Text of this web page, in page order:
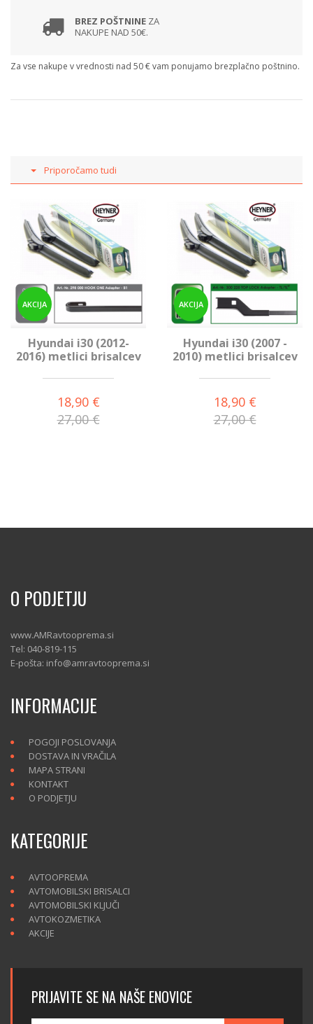
BREZ POŠTNINE ZA
NAKUPE NAD 50€.
Za vse nakupe v vrednosti nad 50 € vam ponujamo brezplačno poštnino.
Priporočamo tudi
AKCIJA
Hyundai i30 (2012-
2016) metlici brisalcev
18,90 €
27,00 €
AKCIJA
Hyundai i30 (2007 -
2010) metlici brisalcev
18,90 €
27,00 €
O PODJETJU
www.AMRavtooprema.si
Tel: 040-819-115
E-pošta: info@amravtooprema.si
INFORMACIJE
POGOJI POSLOVANJA
DOSTAVA IN VRAČILA
MAPA STRANI
KONTAKT
O PODJETJU
KATEGORIJE
AVTOOPREMA
AVTOMOBILSKI BRISALCI
AVTOMOBILSKI KLJUČI
AVTOKOZMETIKA
AKCIJE
PRIJAVITE SE NA NAŠE ENOVICE